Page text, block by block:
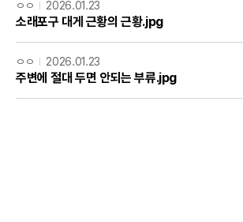
ㅇㅇ 2026.01.23
소래포구 대게 근황의 근황.jpg
ㅇㅇ 2026.01.23
주변에 절대 두면 안되는 부류.jpg